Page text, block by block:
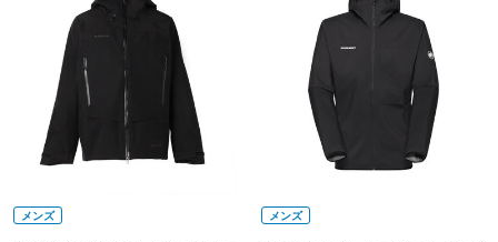
メンズ メンズ